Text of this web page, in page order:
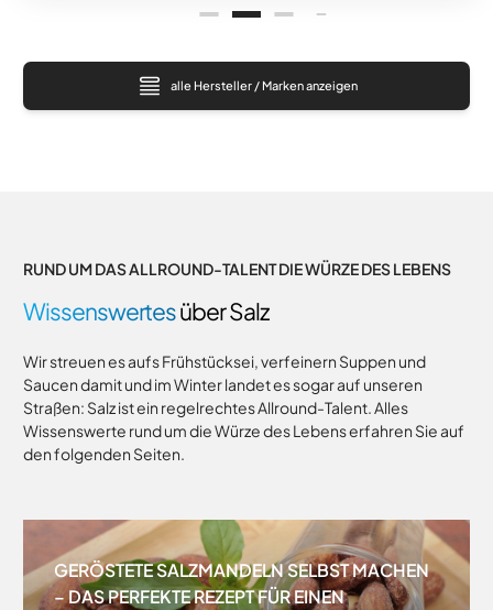
alle Hersteller / Marken anzeigen
RUND UM DAS ALLROUND-TALENT DIE WÜRZE DES LEBENS
Wissenswertesüber Salz
Wir streuen es aufs Frühstücksei, verfeinern Suppen und
Saucen damit und im Winter landet es sogar auf unseren
Straßen: Salz ist ein regelrechtes Allround-Talent. Alles
Wissenswerte rund um die Würze des Lebens erfahren Sie auf
den folgenden Seiten.
GERÖSTETE SALZMANDELN SELBST MACHEN
– DAS PERFEKTE REZEPT FÜR EINEN